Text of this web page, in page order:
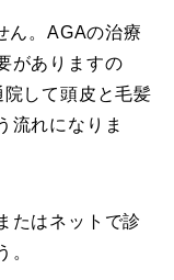
ん。AGAの治療
がありますの
して頭皮と毛髪
流れになりま
たはネットで診
。